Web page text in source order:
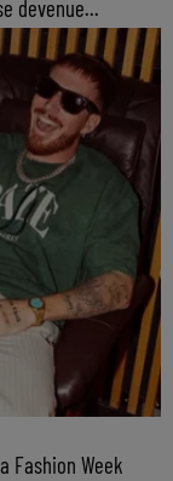
devenue...
Fashion Week